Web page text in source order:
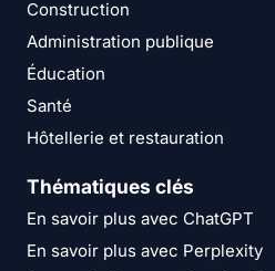
Construction
Administration publique
Éducation
Santé
Hôtellerie et restauration
Thématiques clés
En savoir plus avec ChatGPT
En savoir plus avec Perplexity